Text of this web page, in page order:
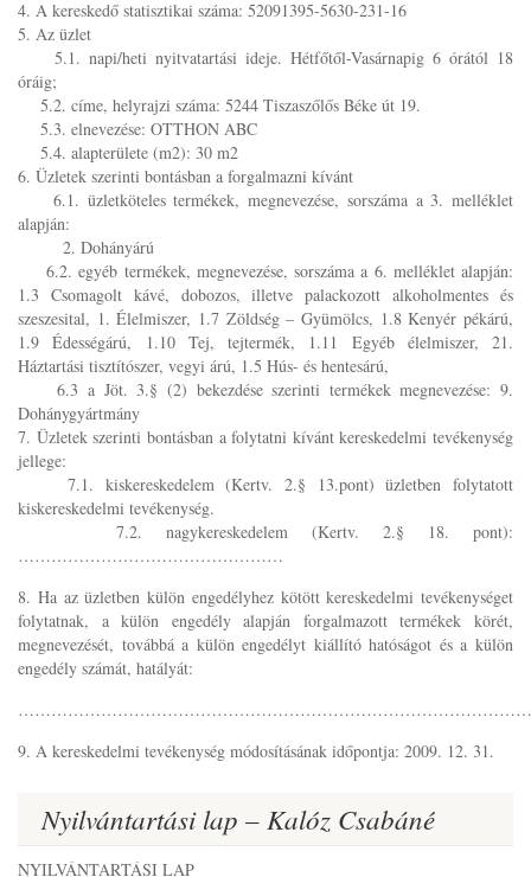
4. A kereskedő statisztikai száma: 52091395-5630-231-16
5. Az üzlet
5.1. napi/heti nyitvatartási ideje. Hétfőtől-Vasárnapig 6 órától 18
óráig;
5.2. címe, helyrajzi száma: 5244 Tiszaszőlős Béke út 19.
5.3. elnevezése: OTTHON ABC
5.4. alapterülete (m2): 30 m2
6. Üzletek szerinti bontásban a forgalmazni kívánt
6.1. üzletköteles termékek, megnevezése, sorszáma a 3. melléklet
alapján:
2. Dohányárú
6.2. egyéb termékek, megnevezése, sorszáma a 6. melléklet alapján:
1.3 Csomagolt kávé, dobozos, illetve palackozott alkoholmentes és
szeszesital, 1. Élelmiszer, 1.7 Zöldség – Gyümölcs, 1.8 Kenyér pékárú,
1.9 Édességárú, 1.10 Tej, tejtermék, 1.11 Egyéb élelmiszer, 21.
Háztartási tisztítószer, vegyi árú, 1.5 Hús- és hentesárú,
6.3 a Jöt. 3.§ (2) bekezdése szerinti termékek megnevezése: 9.
Dohánygyártmány
7. Üzletek szerinti bontásban a folytatni kívánt kereskedelmi tevékenység
jellege:
7.1. kiskereskedelem (Kertv. 2.§ 13.pont) üzletben folytatott
kiskereskedelmi tevékenység.
7.2. nagykereskedelem (Kertv. 2.§ 18. pont):
…………………………………………
8. Ha az üzletben külön engedélyhez kötött kereskedelmi tevékenységet
folytatnak, a külön engedély alapján forgalmazott termékek körét,
megnevezését, továbbá a külön engedélyt kiállító hatóságot és a külön
engedély számát, hatályát:
9. A kereskedelmi tevékenység módosításának időpontja: 2009. 12. 31.
Nyilvántartási lap – Kalóz Csabáné
NYILVÁNTARTÁSI LAP